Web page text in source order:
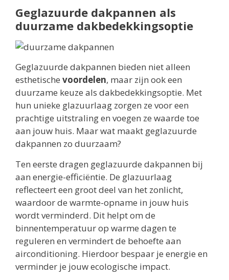
Geglazuurde dakpannen als
duurzame dakbedekkingsoptie
Geglazuurde dakpannen bieden niet alleen
esthetische voordelen, maar zijn ook een
duurzame keuze als dakbedekkingsoptie. Met
hun unieke glazuurlaag zorgen ze voor een
prachtige uitstraling en voegen ze waarde toe
aan jouw huis. Maar wat maakt geglazuurde
dakpannen zo duurzaam?
Ten eerste dragen geglazuurde dakpannen bij
aan energie-efficiëntie. De glazuurlaag
reflecteert een groot deel van het zonlicht,
waardoor de warmte-opname in jouw huis
wordt verminderd. Dit helpt om de
binnentemperatuur op warme dagen te
reguleren en vermindert de behoefte aan
airconditioning. Hierdoor bespaar je energie en
verminder je jouw ecologische impact.